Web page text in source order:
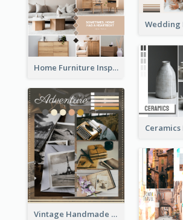
Home Furniture Inspiration Mood Board
Vintage Handmade Mood Board